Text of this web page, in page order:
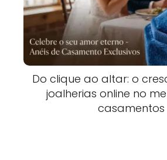
Do clique ao altar: o
joalherias online no
casamentos